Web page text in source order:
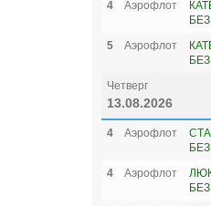
4 Аэрофлот
5
Аэрофлот
Четверг
13.08.2026
4 Аэрофлот
4
Аэрофлот